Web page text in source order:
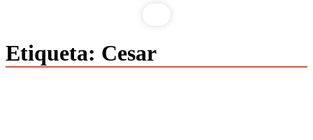
Etiqueta: Cesar